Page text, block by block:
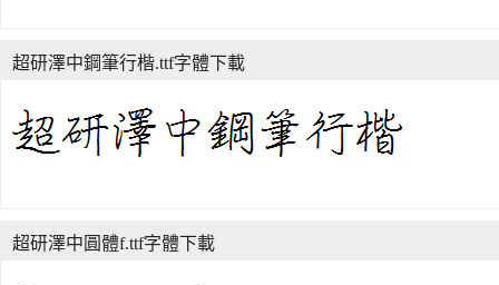
超研澤中鋼筆行楷.ttf字體下載
超研澤中圓體f.ttf字體下載